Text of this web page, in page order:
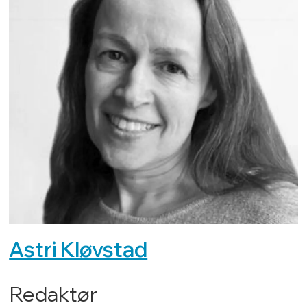
Astri Kløvstad
Redaktør